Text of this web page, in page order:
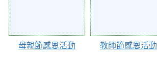
母親節感恩活動 教師節感恩活動